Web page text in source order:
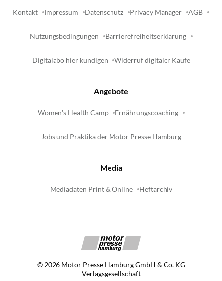
Kontakt Impressum Datenschutz Privacy Manager AGB
Nutzungsbedingungen Barrierefreiheitserklärung
Digitalabo hier kündigen Widerruf digitaler Käufe
Angebote
Women's Health Camp Ernährungscoaching
Jobs und Praktika der Motor Presse Hamburg
Media
Mediadaten Print & Online Heftarchiv
©2026 Motor Presse Hamburg GmbH & Co. KG
Verlagsgesellschaft